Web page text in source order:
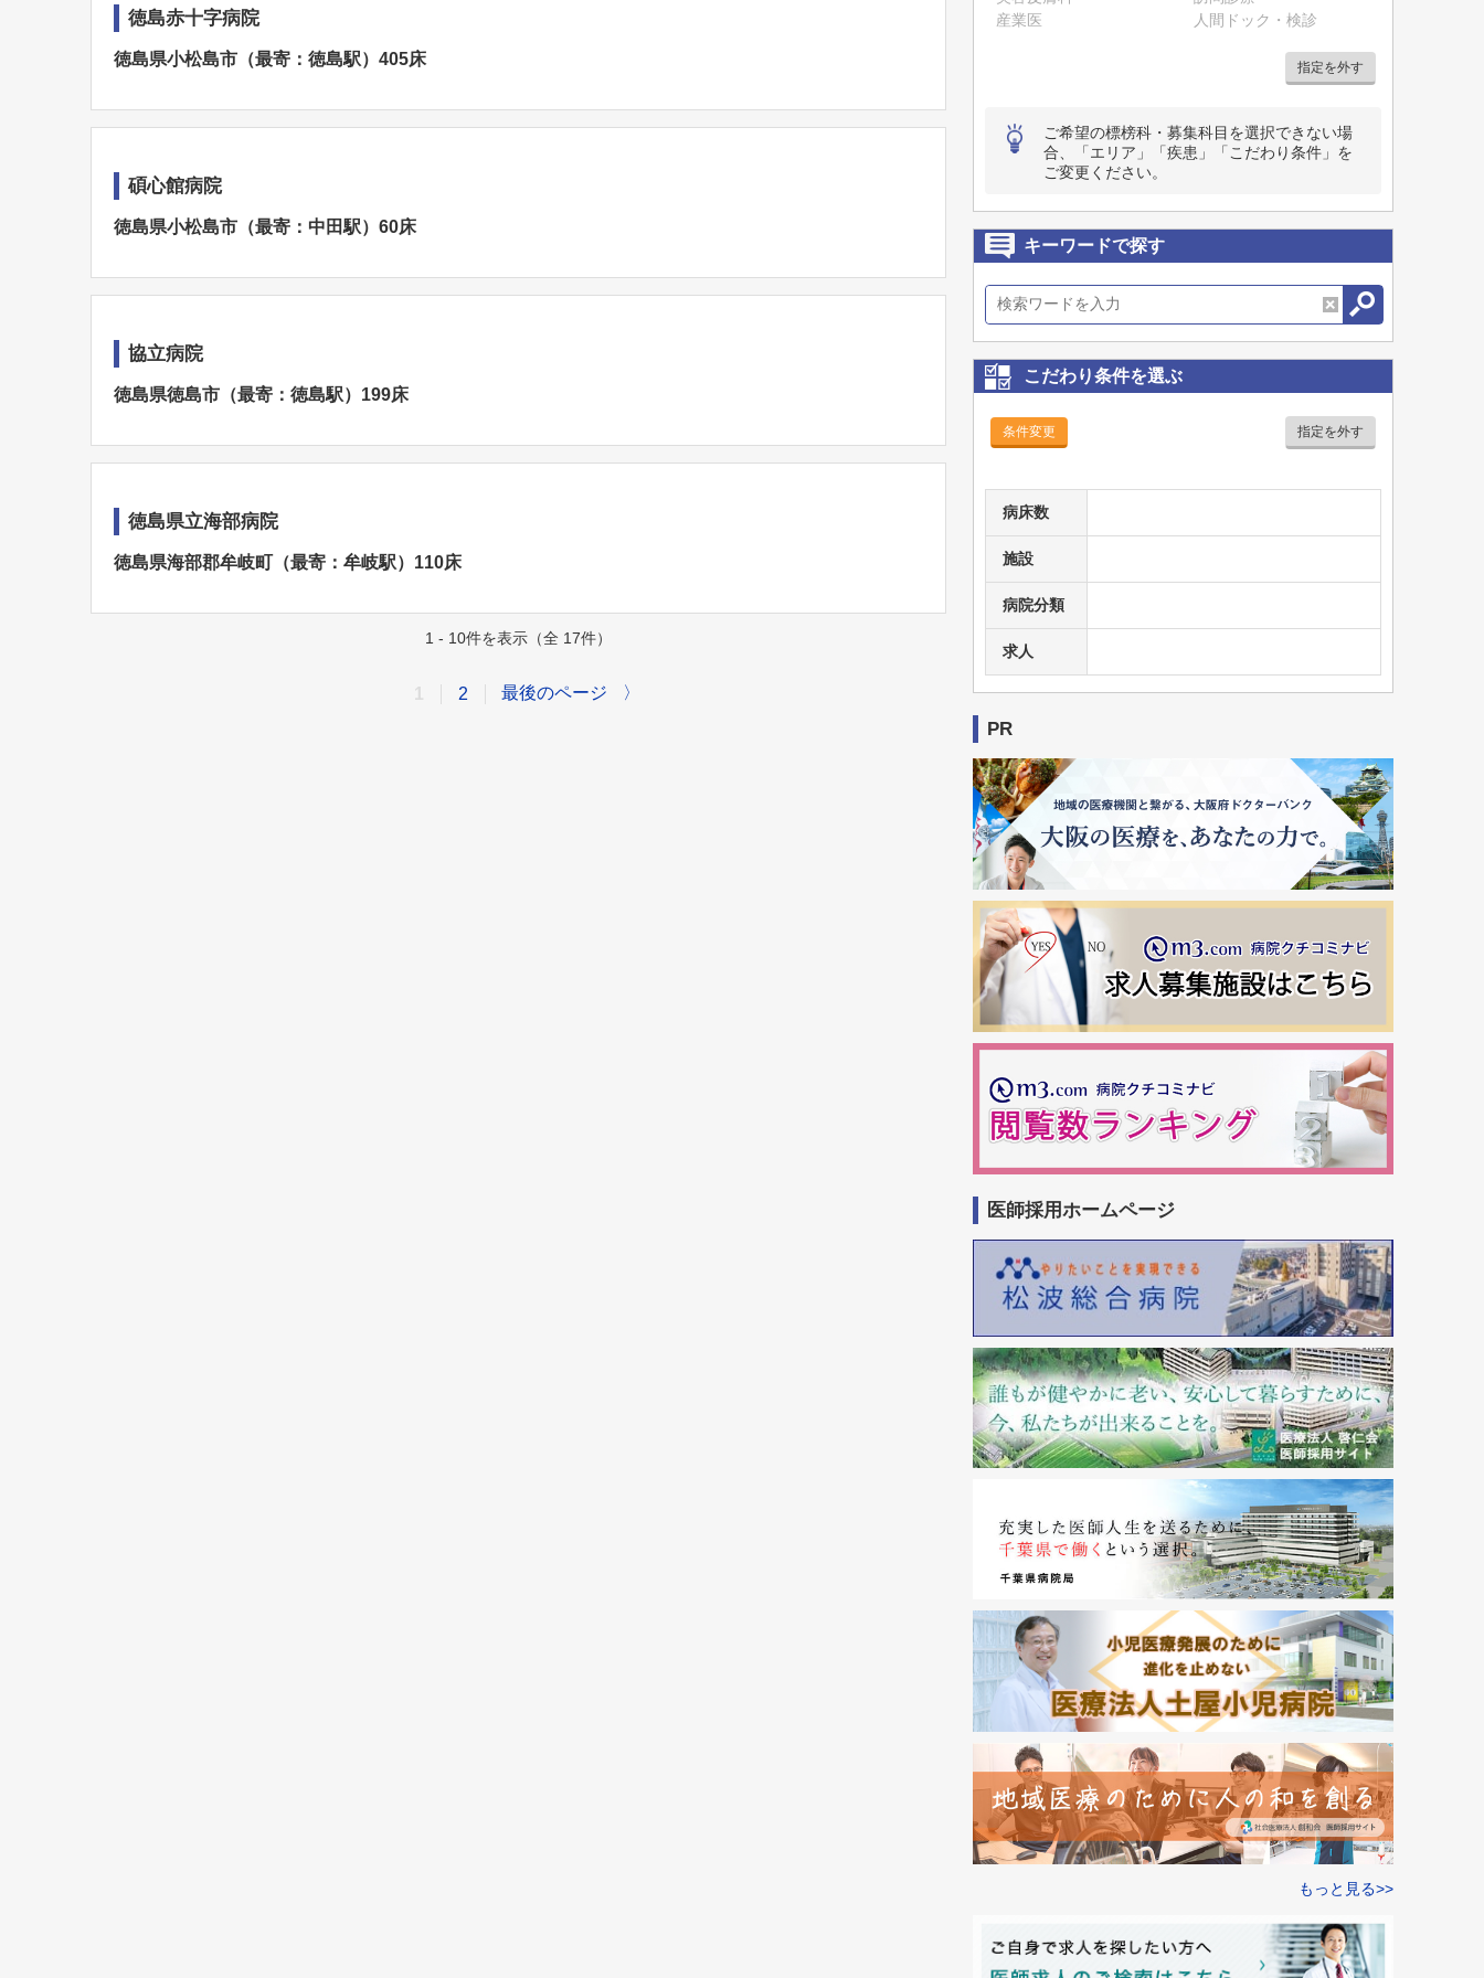
徳島赤十字病院
徳島県小松島市（最寄：徳島駅）405床
碩心館病院
徳島県小松島市（最寄：中田駅）60床
協立病院
徳島県徳島市（最寄：徳島駅）199床
徳島県立海部病院
徳島県海部郡牟岐町（最寄：牟岐駅）110床
1 - 10件を表示（全 17件）
2 最後のページ 〉
産業医
人間ドック・検診
指定を外す
ご希望の標榜科・募集科目を選択できない場
合、「エリア」「疾患」「こだわり条件」を
ご変更ください。
キーワードで探す
こだわり条件を選ぶ
条件変更 指定を外す
病床数
施設
病院分類
求人
PR
医師採用ホームページ
もっと見る>>